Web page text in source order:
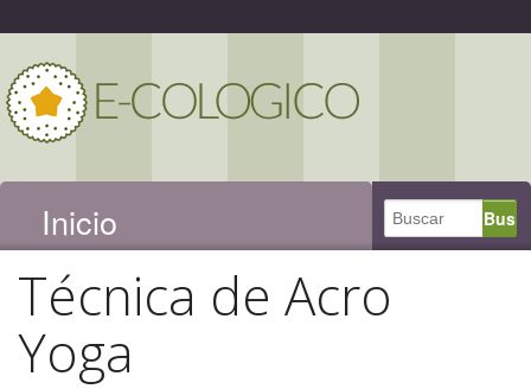
Inicio
Técnica de Acro
Yoga